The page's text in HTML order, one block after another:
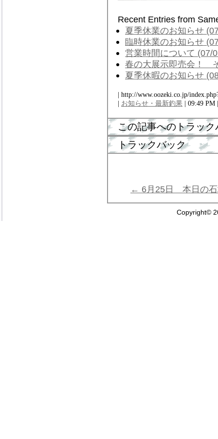
Recent Entries from
夏季休業のお知らせ
臨時休業のお知らせ
営業時間について (07/
春の大展示即売会！
夏季休暇のお知らせ
| http://www.oozeki.co.jp/
| お知らせ・最新釣果 | 09:49
この記事へのトラッ
トラックバック
← 6月25日 本日の石
Copyright©